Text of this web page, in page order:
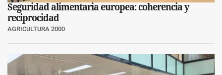
Seguridad alimentaria europea: coherencia y
reciprocidad
AGRICULTURA 2000